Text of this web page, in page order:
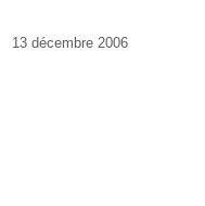
13 décembre 2006